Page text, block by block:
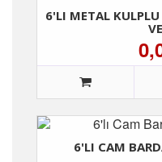
6'LI METAL
6'LI CAM